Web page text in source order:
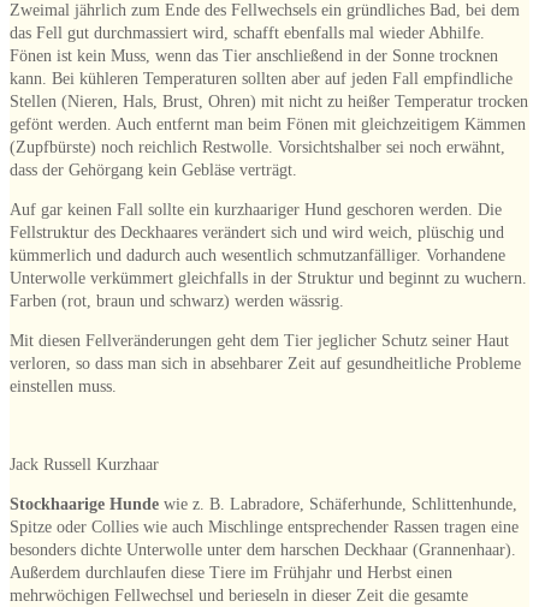
Zweimal jährlich zum Ende des Fellwechsels ein gründliches Bad, bei dem
das Fell gut durchmassiert wird, schafft ebenfalls mal wieder Abhilfe.
Fönen ist kein Muss, wenn das Tier anschließend in der Sonne trocknen
kann. Bei kühleren Temperaturen sollten aber auf jeden Fall empfindliche
Stellen (Nieren, Hals, Brust, Ohren) mit nicht zu heißer Temperatur trocken
gefönt werden. Auch entfernt man beim Fönen mit gleichzeitigem Kämmen
(Zupfbürste) noch reichlich Restwolle. Vorsichtshalber sei noch erwähnt,
dass der Gehörgang kein Gebläse verträgt.
Auf gar keinen Fall sollte ein kurzhaariger Hund geschoren werden. Die
Fellstruktur des Deckhaares verändert sich und wird weich, plüschig und
kümmerlich und dadurch auch wesentlich schmutzanfälliger. Vorhandene
Unterwolle verkümmert gleichfalls in der Struktur und beginnt zu wuchern.
Farben (rot, braun und schwarz) werden wässrig.
Mit diesen Fellveränderungen geht dem Tier jeglicher Schutz seiner Haut
verloren, so dass man sich in absehbarer Zeit auf gesundheitliche Probleme
einstellen muss.
Jack Russell Kurzhaar
Stockhaarige Hunde wie z. B. Labradore, Schäferhunde, Schlittenhunde,
Spitze oder Collies wie auch Mischlinge entsprechender Rassen tragen eine
besonders dichte Unterwolle unter dem harschen Deckhaar (Grannenhaar).
Außerdem durchlaufen diese Tiere im Frühjahr und Herbst einen
mehrwöchigen Fellwechsel und berieseln in dieser Zeit die gesamte